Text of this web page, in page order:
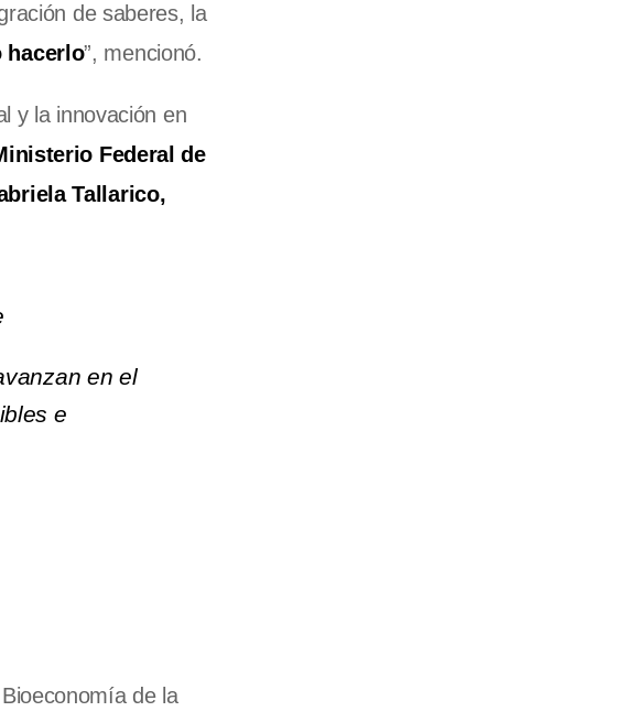
de saberes, la
hacerlo”, mencionó.
y la innovación en
Federal de
Tallarico,
en el
e
de la